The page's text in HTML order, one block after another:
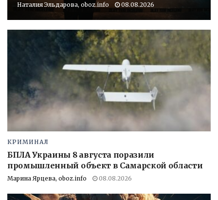
Наталия Эльдарова, oboz.info 08.08.2026
КРИМИНАЛ
БПЛА Украины 8 августа поразили
промышленный объект в Самарской области
Марина Ярцева, oboz.info 08.08.2026